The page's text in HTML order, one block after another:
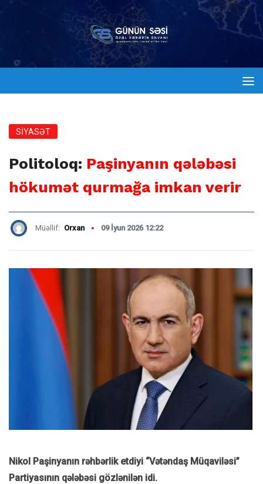
SİYASƏT
Politoloq: Paşinyanın qələbəsi
hökumət qurmağa imkan verir
Müəllif: Orxan 09 İyun 2026 12:22
Nikol Paşinyanın rəhbərlik etdiyi “Vətəndaş Müqaviləsi”
Partiyasının qələbəsi gözlənilən idi.